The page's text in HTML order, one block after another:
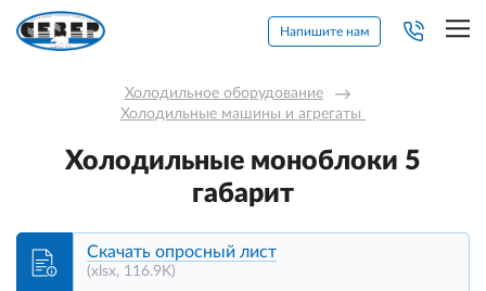
Напишите нам
Холодильное оборудование →
Холодильные машины и агрегаты
Холодильные моноблоки 5
габарит
Скачать опросный лист
(xlsx, 116.9K)